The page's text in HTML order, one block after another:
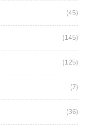
(45)
(145)
(125)
(7)
(36)